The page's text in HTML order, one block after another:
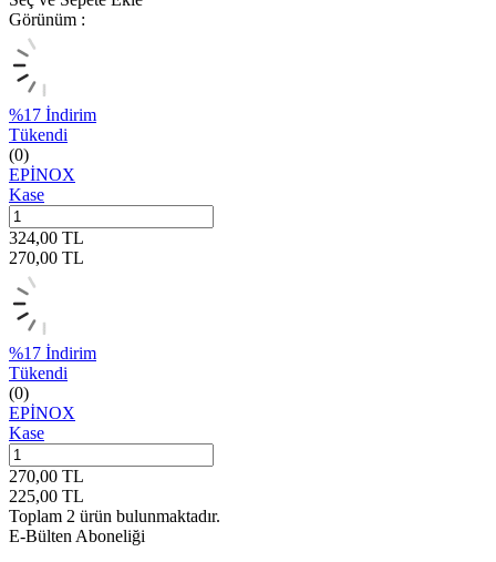
Görünüm :
%17 İndirim
Tükendi
(0)
EPİNOX
Kase
324,00 TL
270,00 TL
%17 İndirim
Tükendi
(0)
EPİNOX
Kase
270,00 TL
225,00 TL
Toplam 2 ürün bulunmaktadır.
E-Bülten Aboneliği